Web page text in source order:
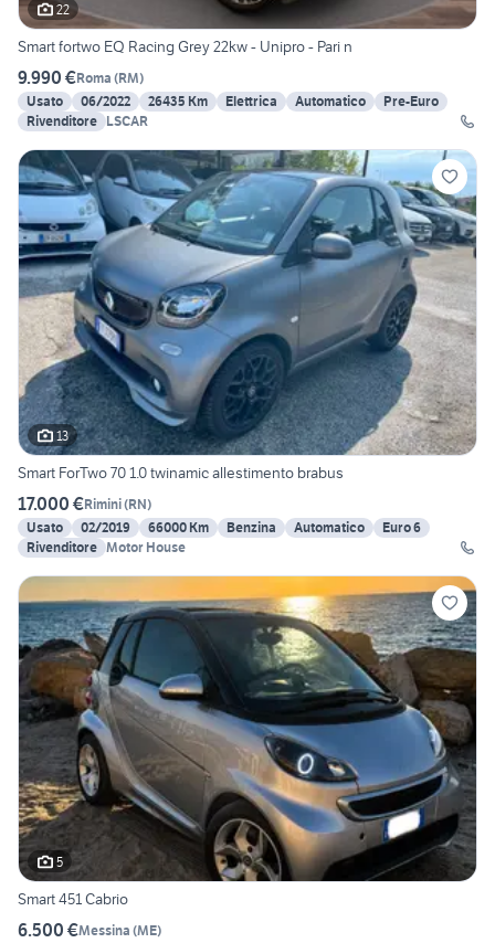
22
Smart fortwo EQ Racing Grey 22kw - Unipro - Pari n
9.990 €Roma (RM)
Usato
06/2022 26435 Km Elettrica Automatico
Pre-Euro
Rivenditore LSCAR
13
Smart ForTwo 70 1.0 twinamic allestimento brabus
17.000 €Rimini(RN)
Usato
02/2019 66000 Km Benzina Automatico
Euro 6
Rivenditore Motor House
5
Smart 451 Cabrio
6.500 €Messina (ME)